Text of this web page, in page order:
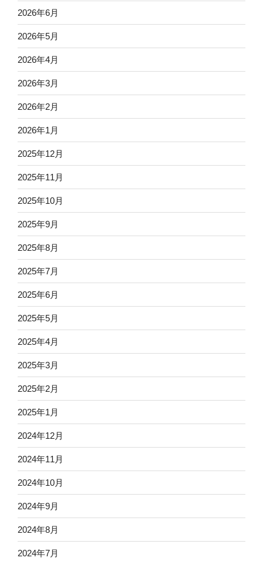
2026年6月
2026年5月
2026年4月
2026年3月
2026年2月
2026年1月
2025年12月
2025年11月
2025年10月
2025年9月
2025年8月
2025年7月
2025年6月
2025年5月
2025年4月
2025年3月
2025年2月
2025年1月
2024年12月
2024年11月
2024年10月
2024年9月
2024年8月
2024年7月